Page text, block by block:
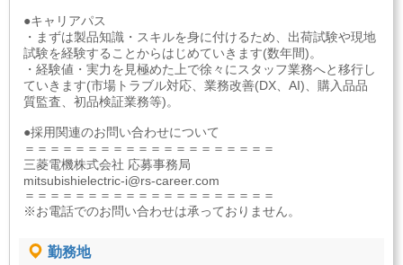
●キャリアパス
・まずは製品知識・スキルを身に付けるため、出荷試験や現地
試験を経験することからはじめていきます(数年間)。
・経験値・実力を見極めた上で徐々にスタッフ業務へと移行し
ていきます(市場トラブル対応、業務改善(DX、AI)、購入品品
質監査、初品検証業務等)。
●採用関連のお問い合わせについて
＝＝＝＝＝＝＝＝＝＝＝＝＝＝＝＝＝＝＝＝
三菱電機株式会社 応募事務局
mitsubishielectric-i@rs-career.com
＝＝＝＝＝＝＝＝＝＝＝＝＝＝＝＝＝＝＝＝
※お電話でのお問い合わせは承っておりません。
勤務地